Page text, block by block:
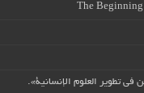
The
في تطوير العلوم الإنسانية».